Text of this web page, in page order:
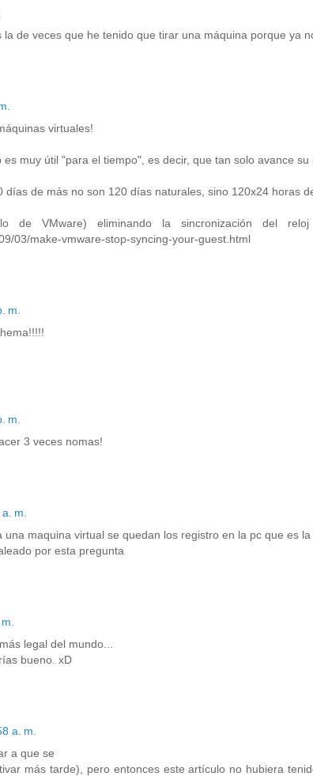
la de veces que he tenido que tirar una máquina porque ya
virtuales!
muy útil "para el tiempo", es decir, que tan solo avance su
días de más no son 120 días naturales, sino 120x24 horas
de VMware) eliminando la sincronización del
03/make-vmware-stop-syncing-your-guest.html
m.
m.
3 veces nomas!
m.
una maquina virtual se quedan los registro en la pc que es
por esta pregunta
legal del mundo...
bueno. xD
a. m.
a que se
más tarde), pero entonces este artículo no hubiera